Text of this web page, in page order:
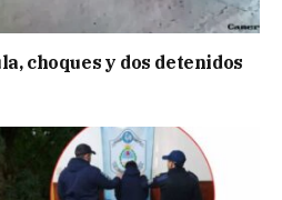
choques y dos detenidos